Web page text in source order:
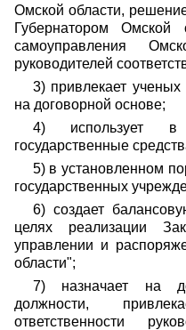
Омской области,
Губернатором Омской
самоуправления
руководителей
3) привлекает
на договорной основе;
4) использует в
государственные
5) в установленном
государственных
6) создает
целях реализации
управлении и
области";
7) назначает на
должности,
ответственности